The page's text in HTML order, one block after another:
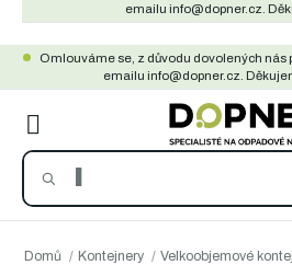
obsah
emailu info@dopner.cz.
Omlouváme se, z důvodu dovolených nás
emailu info@dopner.cz.
Domů / Kontejnery / Velkoobjemové